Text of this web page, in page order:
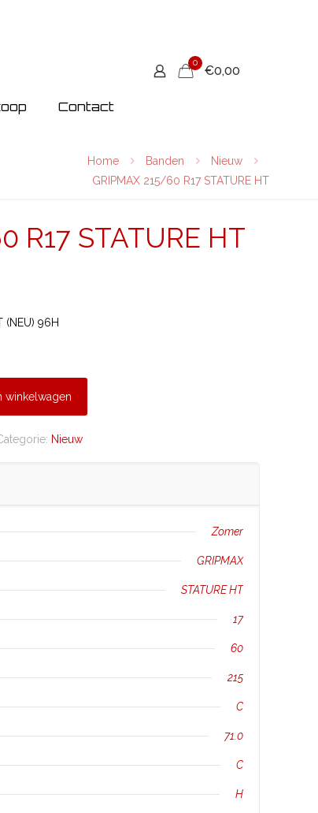
Contact
0
€0,00
Home Banden
Nieuw
GRIPMAX 215/60 R17 STATURE HT
R17 STATURE HT
(NEU) 96H
winkelwagen
Nieuw
Zomer
GRIPMAX
STATURE HT
17
60
215
C
71.0
C
H